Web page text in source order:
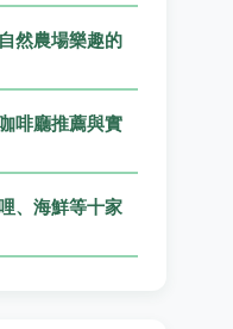
然農場樂趣的
啡廳推薦與實
、海鮮等十家